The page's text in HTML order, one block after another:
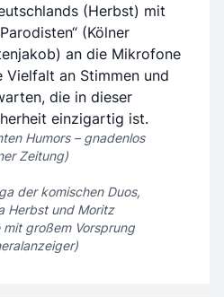
(Herbst) mit
(Kölner
an die Mikrofone
Vielfalt an Stimmen und
die in dieser
einzigartig ist.
Humors – gnadenlos
Zeitung)
der komischen Duos,
Herbst und Moritz
großem Vorsprung